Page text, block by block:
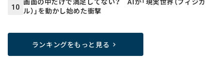
10 ル）」を動かし始めた衝撃
ランキングをもっと見る